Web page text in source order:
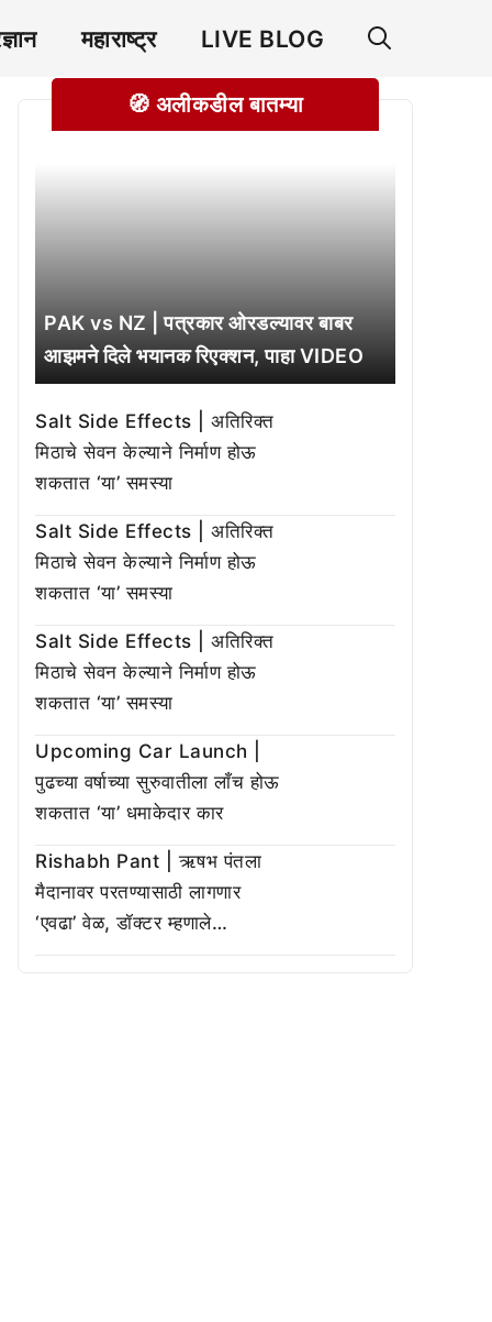
महाराष्ट्र LIVE BLOG
🧭 अलीकडील बातम्या
PAK vs NZ | पत्रकार ओरडल्यावर बाबर
आझमने दिले भयानक रिएक्शन, पाहा VIDEO
Salt Side Effects | अतिरिक्त
मिठाचे सेवन केल्याने निर्माण होऊ
शकतात ‘या’ समस्या
Salt Side Effects | अतिरिक्त
मिठाचे सेवन केल्याने निर्माण होऊ
शकतात ‘या’ समस्या
Salt Side Effects | अतिरिक्त
मिठाचे सेवन केल्याने निर्माण होऊ
शकतात ‘या’ समस्या
Upcoming Car Launch |
पुढच्या वर्षाच्या सुरुवातीला लाँच होऊ
शकतात ‘या’ धमाकेदार कार
Rishabh Pant | ऋषभ पंतला
मैदानावर परतण्यासाठी लागणार
‘एवढा’ वेळ, डॉक्टर म्हणाले…